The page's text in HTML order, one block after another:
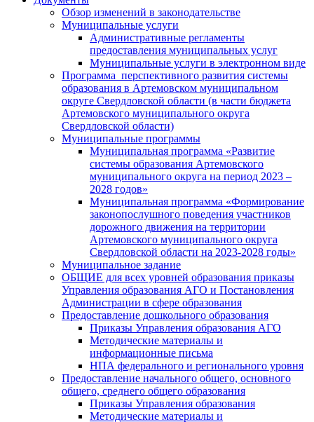
Обзор изменений в законодательстве
Муниципальные услуги
Административные регламенты
предоставления муниципальных услуг
Муниципальные услуги в электронном виде
Программа перспективного развития системы
образования в Артемовском муниципальном
округе Свердловской области (в части бюджета
Артемовского муниципального округа
Свердловской области)
Муниципальные программы
Муниципальная программа «Развитие
системы образования Артемовского
муниципального округа на период 2023 –
2028 годов»
Муниципальная программа «Формирование
законопослушного поведения участников
дорожного движения на территории
Артемовского муниципального округа
Свердловской области на 2023-2028 годы»
Муниципальное задание
ОБЩИЕ для всех уровней образования приказы
Управления образования АГО и Постановления
Администрации в сфере образования
Предоставление дошкольного образования
Приказы Управления образования АГО
Методические материалы и
информационные письма
НПА федерального и регионального уровня
Предоставление начального общего, основного
общего, среднего общего образования
Приказы Управления образования
Методические материалы и